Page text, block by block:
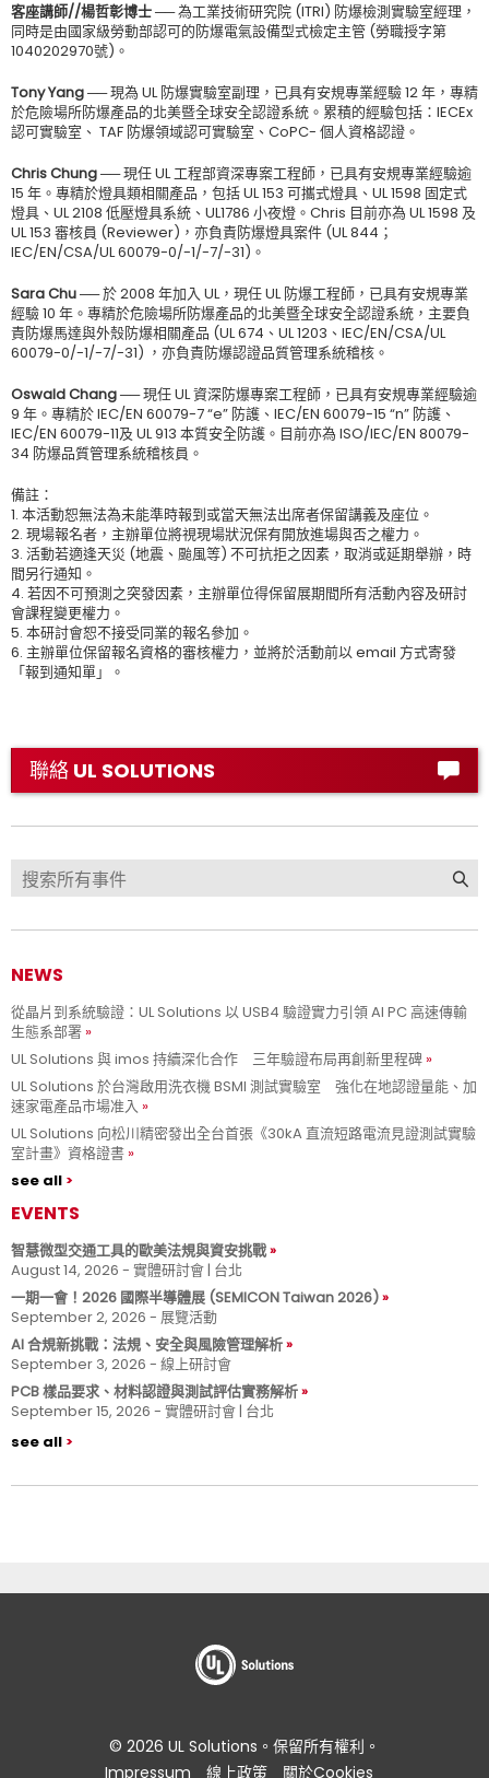
客座講師//楊哲彰博士 ──為工業技術研究院 (ITRI) 防爆檢測實驗室經理，
同時是由國家級勞動部認可的防爆電氣設備型式檢定主管 (勞職授字第
1040202970號)。
Tony Yang ──現為 UL 防爆實驗室副理，已具有安規專業經驗 12 年，專精
於危險場所防爆產品的北美暨全球安全認證系統。累積的經驗包括：IECEx
認可實驗室、 TAF 防爆領域認可實驗室、CoPC- 個人資格認證。
Chris Chung ──現任 UL 工程部資深專案工程師，已具有安規專業經驗逾
15 年。專精於燈具類相關產品，包括 UL 153 可攜式燈具、UL 1598 固定式
燈具、UL 2108 低壓燈具系統、UL1786 小夜燈。Chris 目前亦為 UL 1598 及
UL 153 審核員 (Reviewer)，亦負責防爆燈具案件 (UL 844；
IEC/EN/CSA/UL 60079-0/-1/-7/-31)。
Sara Chu ──於 2008 年加入 UL，現任 UL 防爆工程師，已具有安規專業
經驗 10 年。專精於危險場所防爆產品的北美暨全球安全認證系統，主要負
責防爆馬達與外殼防爆相關產品 (UL 674、UL 1203、IEC/EN/CSA/UL
60079-0/-1/-7/-31) ，亦負責防爆認證品質管理系統稽核。
Oswald Chang ──現任 UL 資深防爆專案工程師，已具有安規專業經驗逾
9 年。專精於 IEC/EN 60079-7 “e” 防護、IEC/EN 60079-15 “n” 防護、
IEC/EN 60079-11及 UL 913 本質安全防護。目前亦為 ISO/IEC/EN 80079-
34 防爆品質管理系統稽核員。
備註：
1. 本活動恕無法為未能準時報到或當天無法出席者保留講義及座位。
2. 現場報名者，主辦單位將視現場狀況保有開放進場與否之權力。
3. 活動若適逢天災 (地震、颱風等) 不可抗拒之因素，取消或延期舉辦，時
間另行通知。
4. 若因不可預測之突發因素，主辦單位得保留展期間所有活動內容及研討
會課程變更權力。
5. 本研討會恕不接受同業的報名參加。
6. 主辦單位保留報名資格的審核權力，並將於活動前以 email 方式寄發
「報到通知單」。
聯絡 UL SOLUTIONS
NEWS
從晶片到系統驗證：UL Solutions 以 USB4 驗證實力引領 AI PC 高速傳輸
生態系部署
UL Solutions 與 imos 持續深化合作 三年驗證布局再創新里程碑
UL Solutions 於台灣啟用洗衣機 BSMI 測試實驗室 強化在地認證量能、加
速家電產品市場准入
UL Solutions 向松川精密發出全台首張《30kA 直流短路電流見證測試實驗
室計畫》資格證書
see all
EVENTS
智慧微型交通工具的歐美法規與資安挑戰
August 14, 2026 - 實體研討會 | 台北
一期一會！2026 國際半導體展 (SEMICON Taiwan 2026)
September 2, 2026 - 展覽活動
AI 合規新挑戰：法規、安全與風險管理解析
September 3, 2026 - 線上研討會
PCB 樣品要求、材料認證與測試評估實務解析
September 15, 2026 - 實體研討會 | 台北
see all
© 2026 UL Solutions。保留所有權利。
Impressum
線上政策 關於Cookies